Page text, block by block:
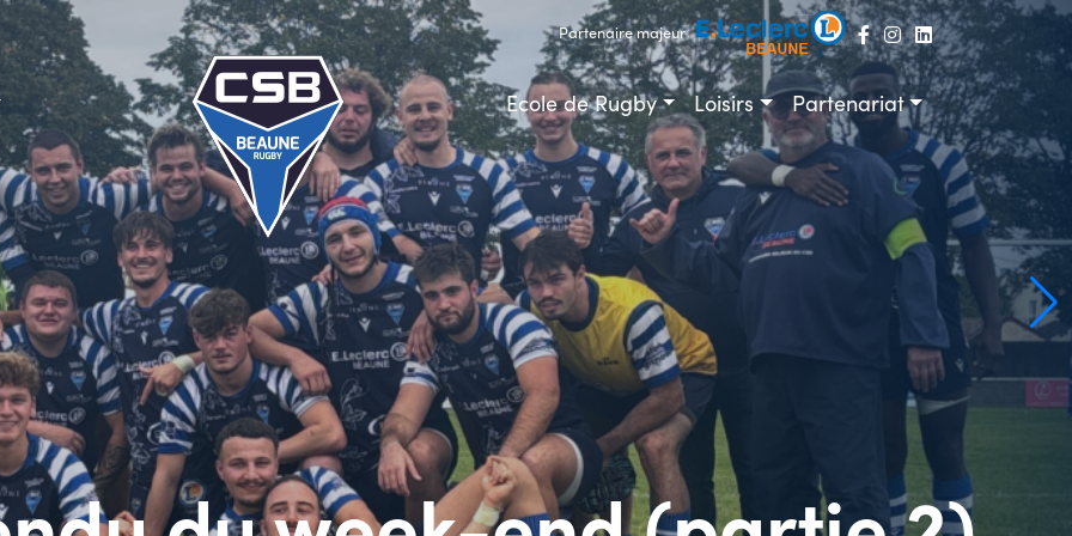
Partenaire majeur
Ecole de Rugby Loisirs Partenariat